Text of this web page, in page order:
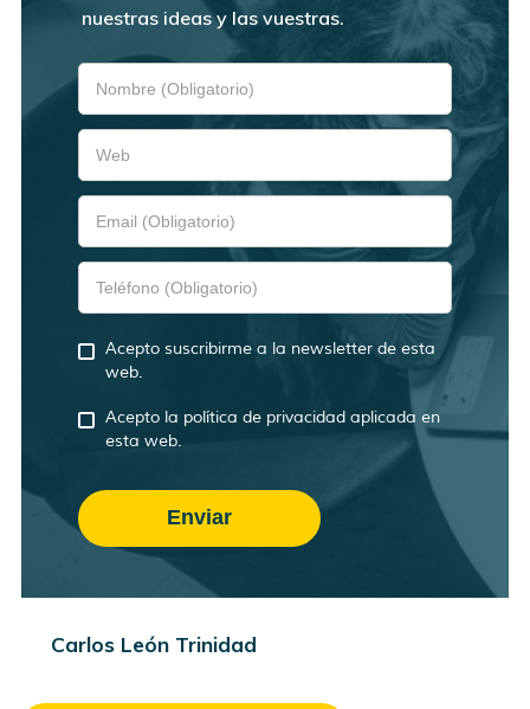
nuestras ideas y las vuestras.
Acepto suscribirme a la newsletter de esta
web.
Acepto la política de privacidad aplicada en
esta web.
Carlos León Trinidad